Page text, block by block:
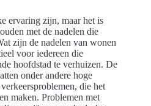
ervaring zijn, maar het is
met de nadelen die
zijn de nadelen van wonen
voor iedereen die
hoofdstad te verhuizen. De
onder andere hoge
die het
maken. Problemen met